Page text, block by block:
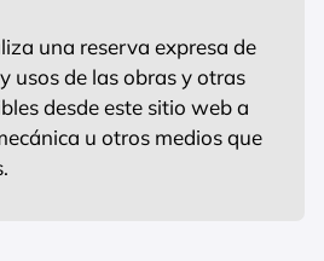
una reserva expresa de
usos de las obras y otras
desde este sitio web a
u otros medios que